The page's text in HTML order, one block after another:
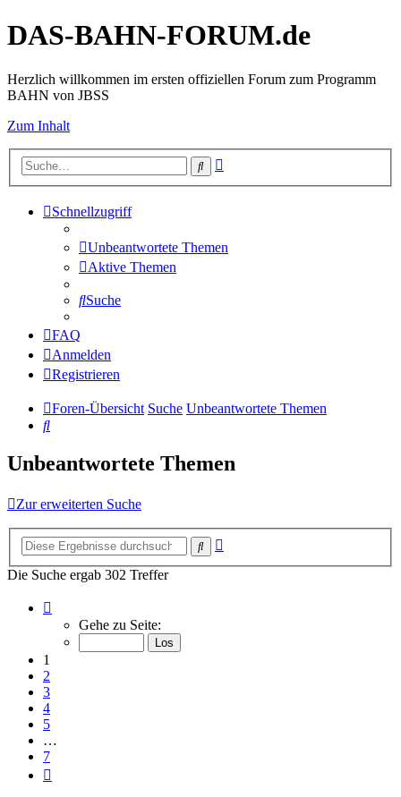
DAS-BAHN-FORUM.de
Herzlich willkommen im ersten offiziellen Forum zum Programm
BAHN von JBSS
Zum Inhalt
Suche
Schnellzugriff
Unbeantwortete Themen
Aktive Themen
Suche
FAQ
Anmelden
Registrieren
Foren-Übersicht Suche Unbeantwortete Themen
Suche
Unbeantwortete Themen
Zur erweiterten Suche
Suche
Die Suche ergab 302 Treffer
von
Gehe zu Seite:
1
2
3
4
5
…
7